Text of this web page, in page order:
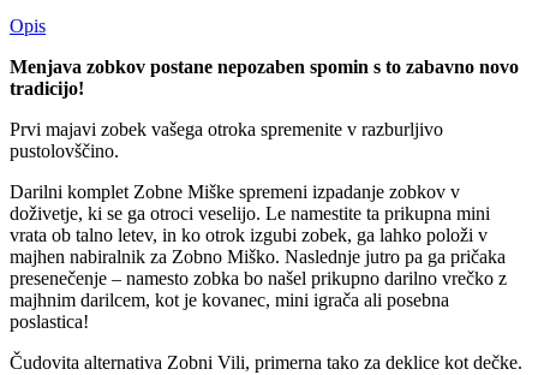
Opis
Menjava zobkov postane nepozaben spomin s to zabavno novo
tradicijo!
Prvi majavi zobek vašega otroka spremenite v razburljivo
pustolovščino.
Darilni komplet Zobne Miške spremeni izpadanje zobkov v
doživetje, ki se ga otroci veselijo. Le namestite ta prikupna mini
vrata ob talno letev, in ko otrok izgubi zobek, ga lahko položi v
majhen nabiralnik za Zobno Miško. Naslednje jutro pa ga pričaka
presenečenje – namesto zobka bo našel prikupno darilno vrečko z
majhnim darilcem, kot je kovanec, mini igrača ali posebna
poslastica!
Čudovita alternativa Zobni Vili, primerna tako za deklice kot dečke.